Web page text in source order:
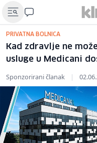
PRIVATNA BOLNICA
Kad zdravlje ne
usluge u Medicani
Sponzorirani članak |